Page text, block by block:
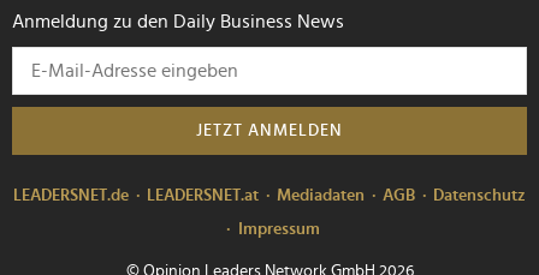
Anmeldung zu den Daily Business News
JETZT ANMELDEN
LEADERSNET.de LEADERSNET.at Mediadaten AGB
Datenschutz
Impressum